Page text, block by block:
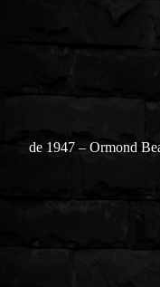
de 1947 – Ormond